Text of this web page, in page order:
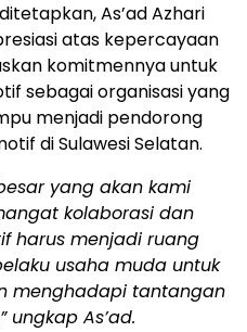
As’ad Azhari
atas kepercayaan
komitmennya untuk
sebagai organisasi yang
menjadi pendorong
di Sulawesi Selatan.
yang akan kami
kolaborasi dan
harus menjadi ruang
usaha muda untuk
menghadapi tantangan
ungkap As’ad.